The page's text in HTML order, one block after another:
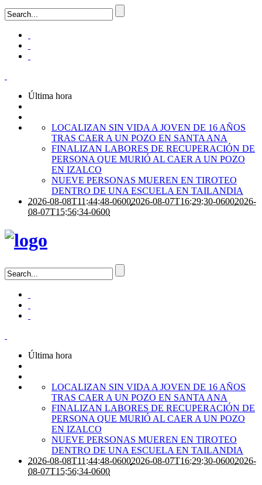
Última hora
LOCALIZAN SIN VIDA A JOVEN DE 16 AÑOS
TRAS CAER A UN POZO EN SANTA ANA
FINALIZAN LABORES DE RECUPERACIÓN DE
PERSONA QUE MURIÓ AL CAER A UN POZO
EN IZALCO
NUEVE PERSONAS MUEREN EN TIROTEO
DENTRO DE UNA ESCUELA EN TAILANDIA
2026-08-08T11:44:48-06002026-08-07T16:29:30-06002026-
08-07T15:56:34-0600
Última hora
LOCALIZAN SIN VIDA A JOVEN DE 16 AÑOS
TRAS CAER A UN POZO EN SANTA ANA
FINALIZAN LABORES DE RECUPERACIÓN DE
PERSONA QUE MURIÓ AL CAER A UN POZO
EN IZALCO
NUEVE PERSONAS MUEREN EN TIROTEO
DENTRO DE UNA ESCUELA EN TAILANDIA
2026-08-08T11:44:48-06002026-08-07T16:29:30-06002026-
08-07T15:56:34-0600